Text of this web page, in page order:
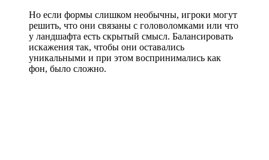
Но если формы слишком необычны, игроки могут
решить, что они связаны с головоломками или что
у ландшафта есть скрытый смысл. Балансировать
искажения так, чтобы они оставались
уникальными и при этом воспринимались как
фон, было сложно.